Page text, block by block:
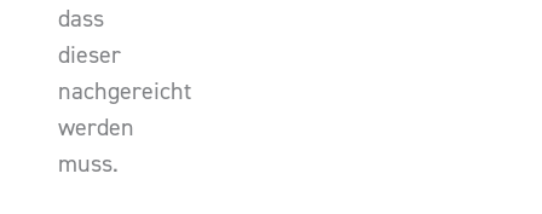
dass
dieser
nachgereicht
werden
muss.